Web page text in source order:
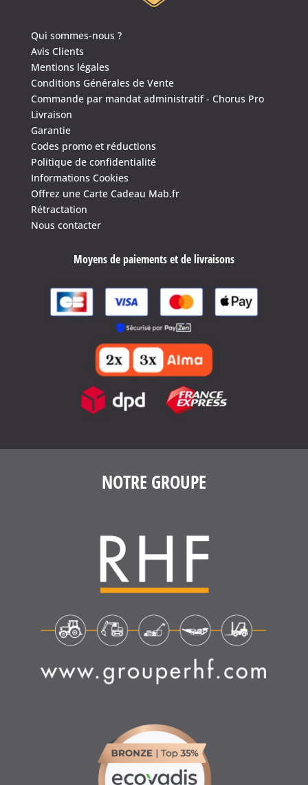
Qui sommes-nous ?
Avis Clients
Mentions légales
Conditions Générales de Vente
Commande par mandat administratif - Chorus Pro
Livraison
Garantie
Codes promo et réductions
Politique de confidentialité
Informations Cookies
Offrez une Carte Cadeau Mab.fr
Rétractation
Nous contacter
Moyens de paiements et de livraisons
NOTRE GROUPE